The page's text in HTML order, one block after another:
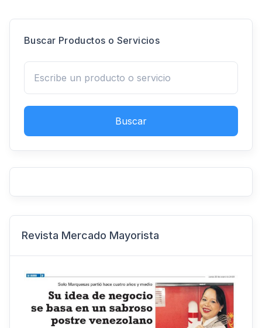
Buscar Productos o Servicios
Buscar
Revista Mercado Mayorista